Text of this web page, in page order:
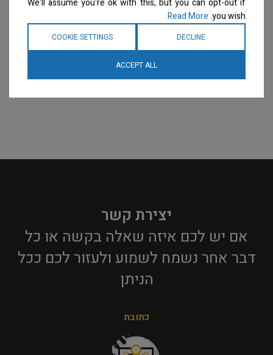
יצירת קשר
אם יש לכם איזה שאלה בקשה או כל
דבר אחר נשמח לשמוע ולעזור לכם ככל
הניתן​
כתובת
you wish.
Read More
DECLINE
COOKIE SETTINGS
ACCEPT ALL